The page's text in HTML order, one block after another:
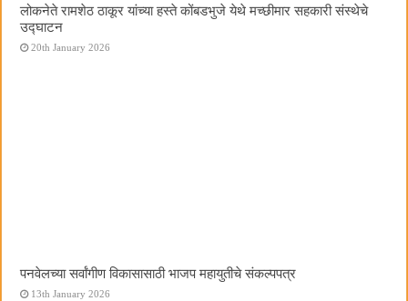
लोकनेते रामशेठ ठाकूर यांच्या हस्ते कोंबडभुजे येथे मच्छीमार सहकारी संस्थेचे
उद्घाटन
20th January 2026
पनवेलच्या सर्वांगीण विकासासाठी भाजप महायुतीचे संकल्पपत्र
13th January 2026